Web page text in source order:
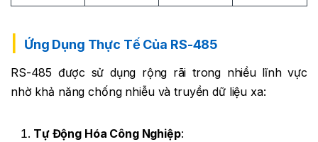
Ứng Dụng Thực Tế Của RS-485
RS-485 được sử dụng rộng rãi trong nhiều lĩnh vực
nhờ khả năng chống nhiễu và truyền dữ liệu xa:
Tự Động Hóa Công Nghiệp: